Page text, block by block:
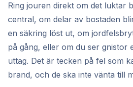
Ring jouren direkt om det luktar
central, om delar av bostaden
en säkring löst ut, om
på gång, eller om du ser gnistor
uttag. Det är tecken på fel som
brand, och de ska inte vänta till